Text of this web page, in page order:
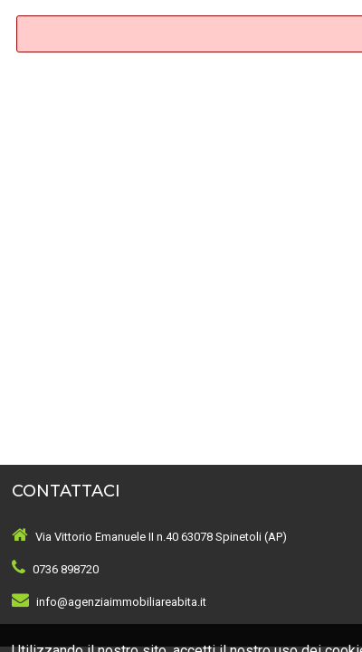
CONTATTACI
Via Vittorio Emanuele II n.40 63078 Spinetoli (AP)
0736 898720
info@agenziaimmobiliareabita.it